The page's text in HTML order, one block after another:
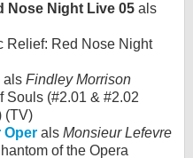
Nose Night Live 05 als
Relief: Red Nose Night
als Findley Morrison
Souls (#2.01 & #2.02
(TV)
Oper als Monsieur Lefevre
of the Opera